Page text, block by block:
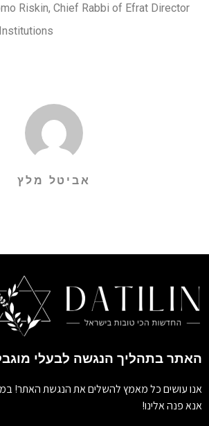
Riskin, Chief Rabbi of Efrat Director
אביטל מלץ
האתר בתהליך הנגשה לבעלי
אנו עושים כל מאמץ להשלים את הנגשת האתר!
אנא פנה אלינו!